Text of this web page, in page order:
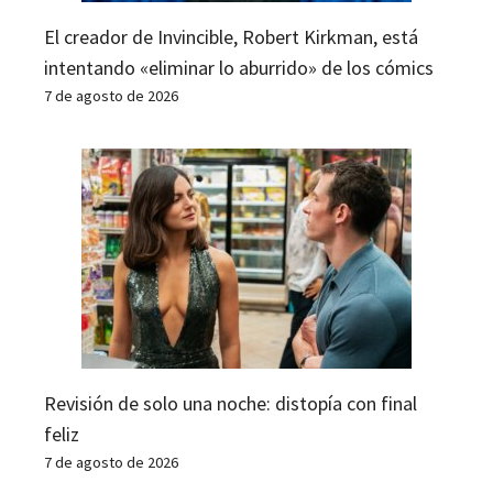
El creador de Invincible, Robert Kirkman, está
intentando «eliminar lo aburrido» de los cómics
7 de agosto de 2026
Revisión de solo una noche: distopía con final
feliz
7 de agosto de 2026